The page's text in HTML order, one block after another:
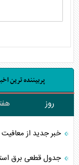
پربیننده ترین
روز
خبر جدید از معافیت